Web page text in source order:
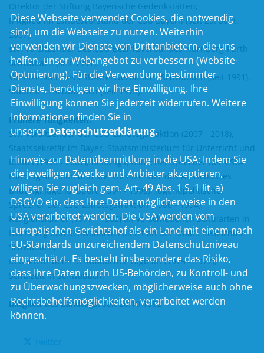
Direktor der Stiftung Bayerische Gedenkstätten;
Mitglied im Landesvorstand der CSU Bayern (seit 29. Sept.
2007);
stv. Vorsitzender des CSU-Bezirksverbandes Nürnberg-Fürth-
Schwabach (seit 1991),
Vorsitzender des CSU-Kreisverbandes Schwabach (seit 1991),
Stadtrat in Schwabach (seit 1978).
Frühere Tätigkeiten:
Stv. Vorsitzender der CSU-Landtagsfraktion (2007 - 2018),
Staatssekretär im Bayer. Staatsministerium für Unterricht und
Kultus (1998 - 2007), bildungspolitischer Sprecher der CSU-
Landtagsfraktion und stv. Vorsitzender des Ausschusses
Bildung, Jugend, Sport (1994 - 1998), Jugendpolitischer
Sprecher der CSU-Landtagsfraktion (1986 - 1994),
Religionslehrer (1977 - 1982) an verschiedenen Schularten in
Nürnberg und Schwabach, zuletzt an der Staatl. Realschule
Schwabach;
Redakteur beim Schwabacher Tagblatt (1975 - 1977),
Schulzeit in Schwabach.
Mitglied des Landtags:seit 20.10.1982
Twitter
Diese Webseite verwendet Cookies, die notwendig
sind, um die Webseite zu nutzen. Weiterhin
verwenden wir Dienste von Drittanbietern, die uns
helfen, unser Webangebot zu verbessern (Website-
Optmierung). Für die Verwendung bestimmter
Dienste, benötigen wir Ihre Einwilligung. Ihre
Einwilligung können Sie jederzeit widerrufen. Weitere
Informationen finden Sie in
unsererDatenschutzerklärung.
Hinweis zur Datenübermittlung in die USA:Indem Sie
die jeweiligen Zwecke und Anbieter akzeptieren,
willigen Sie zugleich gem. Art. 49 Abs. 1 S. 1 lit. a)
DSGVO ein, dass Ihre Daten möglicherweise in den
USA verarbeitet werden. Die USA werden vom
Europäischen Gerichtshof als ein Land mit einem nach
EU-Standards unzureichendem Datenschutzniveau
eingeschätzt. Es besteht insbesondere das Risiko,
dass Ihre Daten durch US-Behörden, zu Kontroll- und
zu Überwachungszwecken, möglicherweise auch ohne
Rechtsbehelfsmöglichkeiten, verarbeitet werden
können.